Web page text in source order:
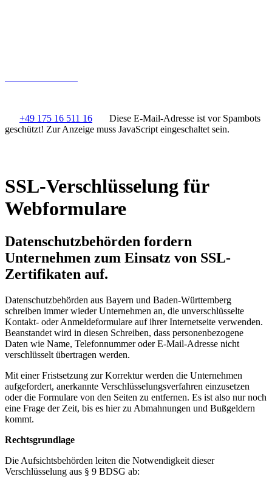
+49 175 16 511 16
Diese E-Mail-Adresse ist vor Spambots
geschützt! Zur Anzeige muss JavaScript eingeschaltet sein.
SSL-Verschlüsselung für
Webformulare
Datenschutzbehörden fordern
Unternehmen zum Einsatz von SSL-
Zertifikaten auf.
Datenschutzbehörden aus Bayern und Baden-Württemberg
schreiben immer wieder Unternehmen an, die unverschlüsselte
Kontakt- oder Anmeldeformulare auf ihrer Internetseite verwenden.
Beanstandet wird in diesen Schreiben, dass personenbezogene
Daten wie Name, Telefonnummer oder E-Mail-Adresse nicht
verschlüsselt übertragen werden.
Mit einer Fristsetzung zur Korrektur werden die Unternehmen
aufgefordert, anerkannte Verschlüsselungsverfahren einzusetzen
oder die Formulare von den Seiten zu entfernen. Es ist also nur noch
eine Frage der Zeit, bis es hier zu Abmahnungen und Bußgeldern
kommt.
Rechtsgrundlage
Die Aufsichtsbehörden leiten die Notwendigkeit dieser
Verschlüsselung aus § 9 BDSG ab: